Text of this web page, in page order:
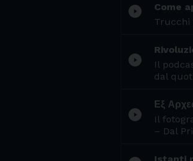
play_circle_filled
Come
Trucchi
play_circle_filled
Il
dal
play_circle_filled
Εξ
Il
– Dal